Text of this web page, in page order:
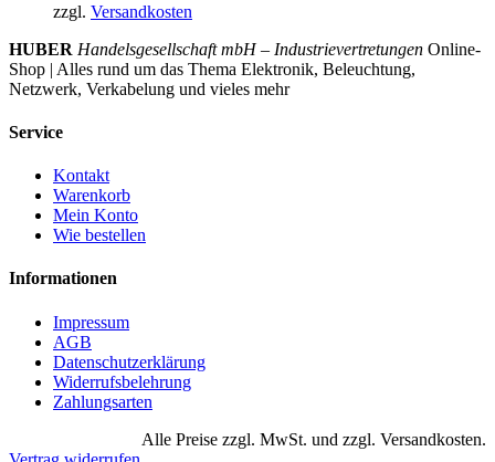
zzgl. Versandkosten
HUBER Handelsgesellschaft mbH – Industrievertretungen Online-
Shop | Alles rund um das Thema Elektronik, Beleuchtung,
Netzwerk, Verkabelung und vieles mehr
Service
Kontakt
Warenkorb
Mein Konto
Wie bestellen
Informationen
Impressum
AGB
Datenschutzerklärung
Widerrufsbelehrung
Zahlungsarten
Alle Preise zzgl. MwSt. und zzgl. Versandkosten.